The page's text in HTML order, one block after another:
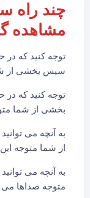
چند راه
مشاهده
توجه کنید که
سپس بخشی از
توجه کنید که
بخشی از شما
به آنچه می
از شما متوجه
به آنچه می
متوجه صداها